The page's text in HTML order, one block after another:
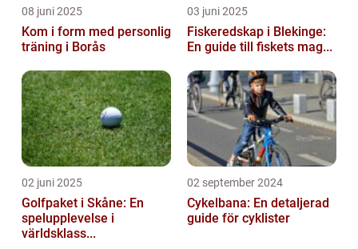
08 juni 2025
Kom i form med personlig
träning i Borås
03 juni 2025
Fiskeredskap i Blekinge:
En guide till fiskets mag...
02 juni 2025
Golfpaket i Skåne: En
spelupplevelse i
världsklass...
02 september 2024
Cykelbana: En detaljerad
guide för cyklister